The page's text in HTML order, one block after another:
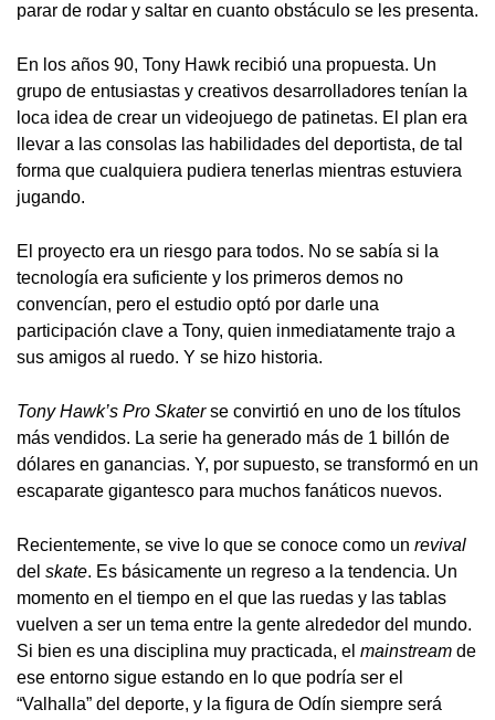
parar de rodar y saltar en cuanto obstáculo se les presenta.
En los años 90, Tony Hawk recibió una propuesta. Un
grupo de entusiastas y creativos desarrolladores tenían la
loca idea de crear un videojuego de patinetas. El plan era
llevar a las consolas las habilidades del deportista, de tal
forma que cualquiera pudiera tenerlas mientras estuviera
jugando.
El proyecto era un riesgo para todos. No se sabía si la
tecnología era suficiente y los primeros demos no
convencían, pero el estudio optó por darle una
participación clave a Tony, quien inmediatamente trajo a
sus amigos al ruedo. Y se hizo historia.
Tony Hawk’s Pro Skaterse convirtió en uno de los títulos
más vendidos. La serie ha generado más de 1 billón de
dólares en ganancias. Y, por supuesto, se transformó en un
escaparate gigantesco para muchos fanáticos nuevos.
Recientemente, se vive lo que se conoce como un revival
del skate. Es básicamente un regreso a la tendencia. Un
momento en el tiempo en el que las ruedas y las tablas
vuelven a ser un tema entre la gente alrededor del mundo.
Si bien es una disciplina muy practicada, el mainstream de
ese entorno sigue estando en lo que podría ser el
“Valhalla” del deporte, y la figura de Odín siempre será